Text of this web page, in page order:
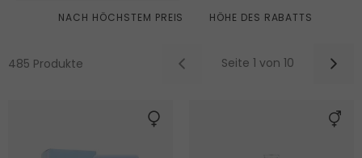
NACH HÖCHSTEM PREIS
HÖHE DES RABATTS
485 Produkte Seite 1 von 10